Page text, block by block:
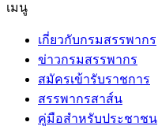
เมนู
เกี่ยวกับกรมสรรพากร
ข่าวกรมสรรพากร
สมัครเข้ารับราชการ
สรรพากรสาส์น
คู่มือสำหรับประชาชน